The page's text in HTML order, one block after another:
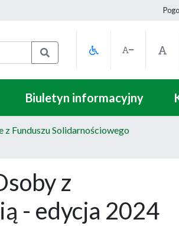
Szukaj
Biuletyn informacyjny
z Funduszu Solidarnościowego
z
- edycja 2024